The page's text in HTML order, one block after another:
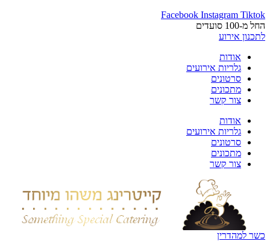
Facebook Instagram Tiktok
החל מ-100 סועדים
לתכנון אירוע
אודות
גלריות אירועים
סרטונים
מתכונים
צור קשר
אודות
גלריות אירועים
סרטונים
מתכונים
צור קשר
כשר למהדרין